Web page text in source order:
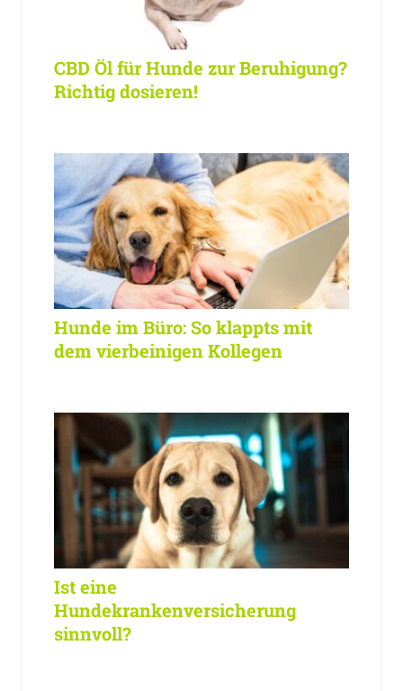
CBD Öl für Hunde zur Beruhigung?
Richtig dosieren!
Hunde im Büro: So klappts mit
dem vierbeinigen Kollegen
Ist eine
Hundekrankenversicherung
sinnvoll?